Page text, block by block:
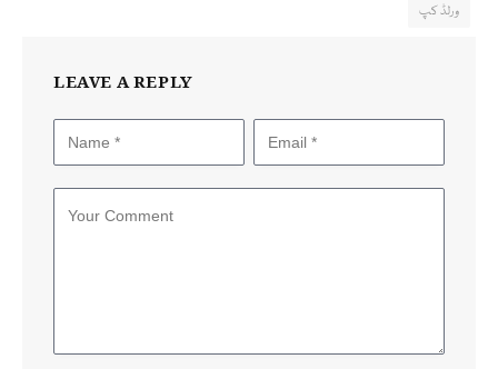
ورلڈ کپ
LEAVE A REPLY